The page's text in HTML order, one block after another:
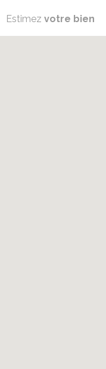
Estimez votre bien